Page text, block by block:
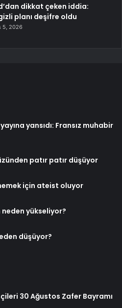
dikkat çeken iddia:
planı deşifre oldu
5, 2026
yansıdı: Fransız muhabir
patır patır düşüyor
için ateist oluyor
yükseliyor?
düşüyor?
30 Ağustos Zafer Bayramı